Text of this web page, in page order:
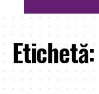
Etichetă: